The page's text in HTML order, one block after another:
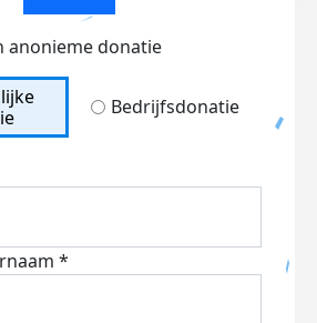
anonieme donatie
Bedrijfsdonatie
*